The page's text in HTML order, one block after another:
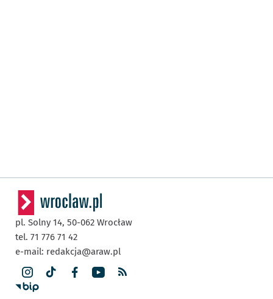
pl. Solny 14, 50-062 Wrocław
tel. 71 776 71 42
e-mail: redakcja@araw.pl